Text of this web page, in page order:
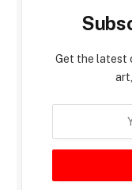
Get the latest